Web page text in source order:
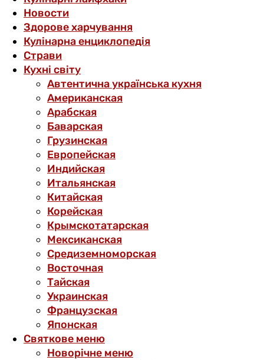
Новости
Здорове харчування
Кулінарна енциклопедія
Страви
Кухні світу
Автентична українська кухня
Американская
Арабская
Баварская
Грузинская
Европейская
Индийская
Итальянская
Китайская
Корейская
Крымскотатарская
Мексиканская
Средиземноморская
Восточная
Тайская
Украинская
Французская
Японская
Святкове меню
Новорічне меню